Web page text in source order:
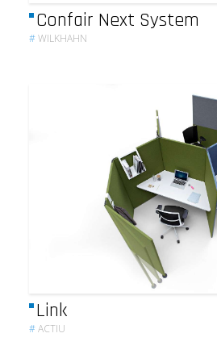
Confair Next System
#WILKHAHN
Link
#ACTIU